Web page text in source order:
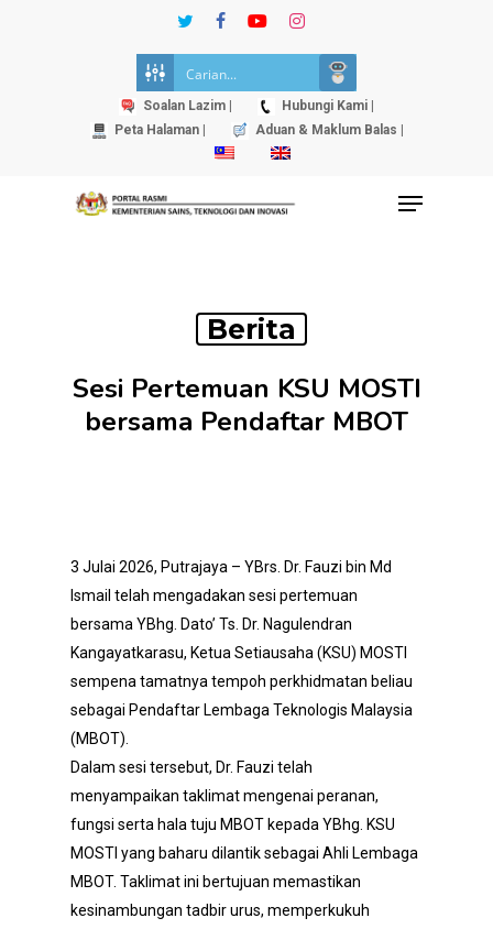
twitterfacebookyoutubeinstagram
Soalan Lazim |
Hubungi Kami |
Peta Halaman |
Aduan & Maklum Balas |
Menu
Berita
Sesi Pertemuan KSU MOSTI
bersama Pendaftar MBOT
3 Julai 2026, Putrajaya – YBrs. Dr. Fauzi bin Md
Ismail telah mengadakan sesi pertemuan
bersama YBhg. Dato’ Ts. Dr. Nagulendran
Kangayatkarasu, Ketua Setiausaha (KSU) MOSTI
sempena tamatnya tempoh perkhidmatan beliau
sebagai Pendaftar Lembaga Teknologis Malaysia
(MBOT).
Dalam sesi tersebut, Dr. Fauzi telah
menyampaikan taklimat mengenai peranan,
fungsi serta hala tuju MBOT kepada YBhg. KSU
MOSTI yang baharu dilantik sebagai Ahli Lembaga
MBOT. Taklimat ini bertujuan memastikan
kesinambungan tadbir urus, memperkukuh